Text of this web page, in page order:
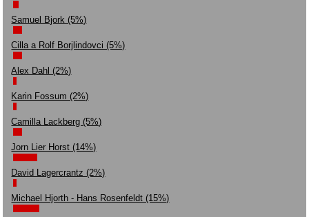
Samuel Bjork (5%)
Cilla a Rolf Borjlindovci (5%)
Alex Dahl (2%)
Karin Fossum (2%)
Camilla Lackberg (5%)
Jorn Lier Horst (14%)
David Lagercrantz (2%)
Michael Hjorth - Hans Rosenfeldt (15%)